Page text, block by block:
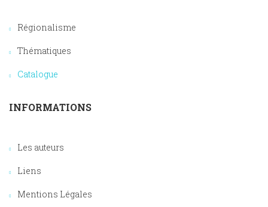
Régionalisme
Thématiques
Catalogue
INFORMATIONS
Les auteurs
Liens
Mentions Légales